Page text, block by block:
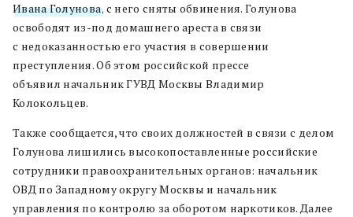
Ивана Голунова, с него сняты обвинения. Голунова
освободят из-под домашнего ареста в связи
с недоказанностью его участия в совершении
преступления. Об этом российской прессе
объявил начальник ГУВД Москвы Владимир
Колокольцев.
Также сообщается, что своих должностей в связи с делом
Голунова лишились высокопоставленные российские
сотрудники правоохранительных органов: начальник
ОВД по Западному округу Москвы и начальник
управления по контролю за оборотом наркотиков. Далее